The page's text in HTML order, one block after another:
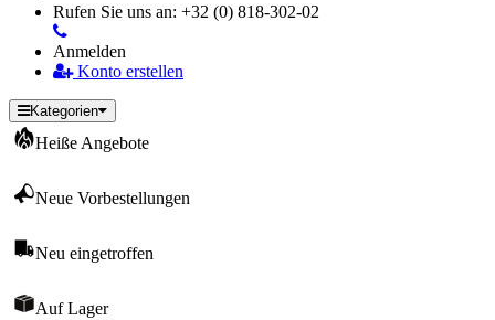
Rufen Sie uns an: +32 (0) 818-302-02
Anmelden
Konto erstellen
Kategorien
Heiße Angebote
Neue Vorbestellungen
Neu eingetroffen
Auf Lager